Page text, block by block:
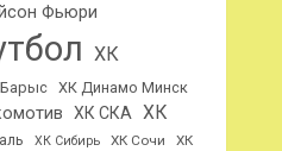
Фьюри
ХК
ХК Динамо Минск
ХК СКА
ХК
ХК Сибирь ХК Сочи
ХК